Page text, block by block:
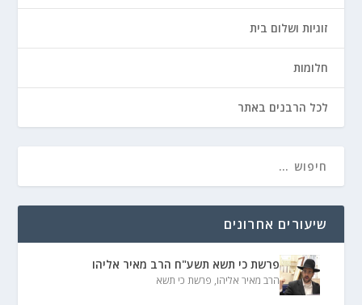
זוגיות ושלום בית
חלומות
לכל הרבנים באתר
שיעורים אחרונים
פרשת כי תשא תשע"ח הרב מאיר אליהו
הרב מאיר אליהו, פרשת כי תשא